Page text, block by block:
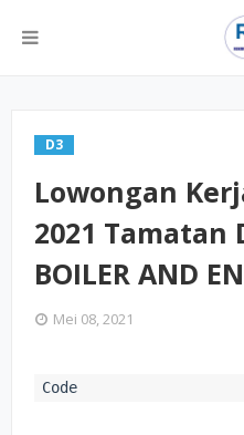
D3
Lowongan
2021 Tamatan
BOILER AND
Mei 08, 2021